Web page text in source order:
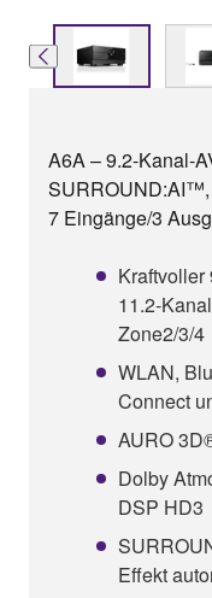
A6A – 9.2-Kanal-
7 Eingänge/3
Kraftvoller
11.2-
Zone2/3/4
WLAN,
Connect
AURO
Dolby
DSP HD3
Effekt